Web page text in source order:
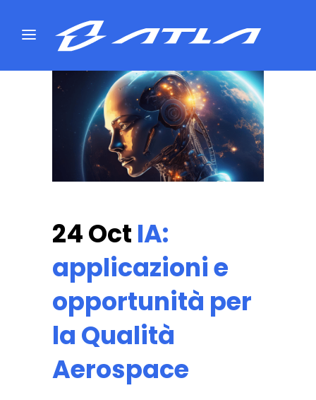
24 Oct IA:
applicazioni e
opportunità per
la Qualità
Aerospace